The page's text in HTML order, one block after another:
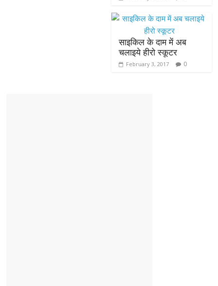
साइकिल के दाम में अब
चलाइये हीरो स्कूटर
February 3, 2017 0